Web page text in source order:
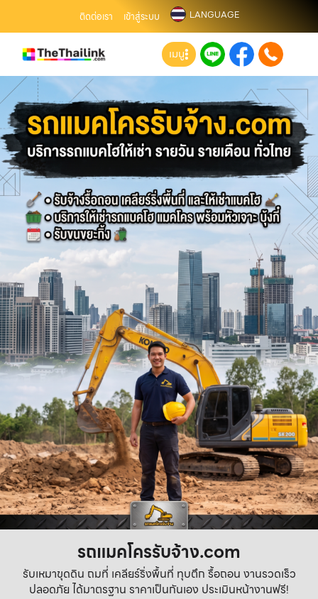
ติดต่อเรา เข้าสู่ระบบ LANGUAGE
เมนู
รถแมคโครรับจ้าง.com
รับเหมาขุดดิน ถมที่ เคลียร์ริ่งพื้นที่ ทุบตึก รื้อถอน งานรวดเร็ว
ปลอดภัย ได้มาตรฐาน ราคาเป็นกันเอง ประเมินหน้างานฟรี!